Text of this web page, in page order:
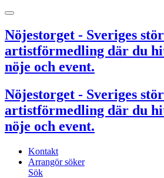
Nöjestorget - Sveriges
artistförmedling där du
nöje och event.
Nöjestorget - Sveriges
artistförmedling där du
nöje och event.
Kontakt
Arrangör söker
Sök